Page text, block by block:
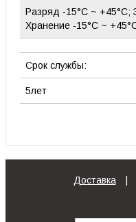
Разряд -15°C ~ +45°C;
Хранение -15°C ~
Срок службы:
5лет
Доставка